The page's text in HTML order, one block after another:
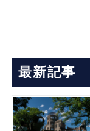
最新記事